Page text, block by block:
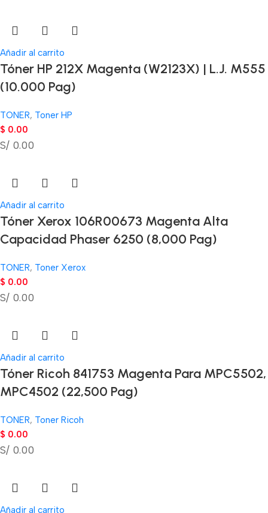
Añadir al carrito
Tóner HP 212X Magenta (W2123X) | L.J. M555
(10.000 Pag)
TONER, Toner HP
$ 0.00
S/ 0.00
Añadir al carrito
Tóner Xerox 106R00673 Magenta Alta
Capacidad Phaser 6250 (8,000 Pag)
TONER, Toner Xerox
$ 0.00
S/ 0.00
Añadir al carrito
Tóner Ricoh 841753 Magenta Para MPC5502,
MPC4502 (22,500 Pag)
TONER, Toner Ricoh
$ 0.00
S/ 0.00
Añadir al carrito